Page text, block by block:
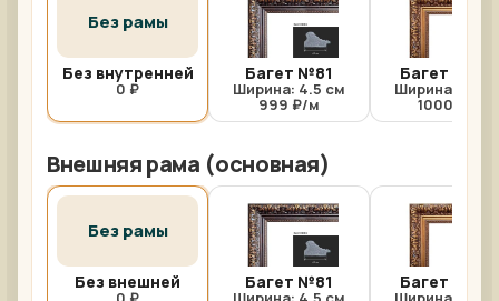
Без рамы
Без внутренней
0 ₽
Багет №81
Ширина: 4.5 см
999 ₽/м
Багет №81/
Ширина: 4.5
1000 ₽/м
Внешняя рама (основная)
Без рамы
Без внешней Багет №81 Багет №81/